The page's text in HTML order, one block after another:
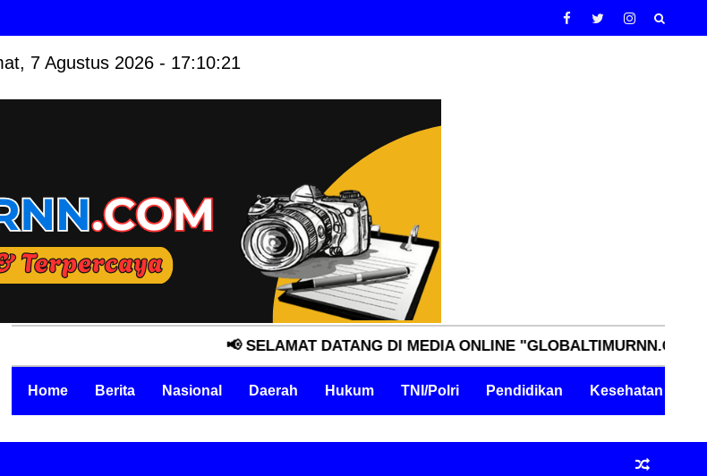
7 Agustus 2026 - 17:10:22
📢 SELAMAT DATANG DI MEDIA ONLINE "GLOBALTIMURNN.COM"
Home Berita Nasional Daerah Hukum TNI/Polri Pendidikan Kesehatan